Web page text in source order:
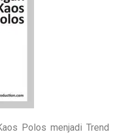
Polos menjadi Trend